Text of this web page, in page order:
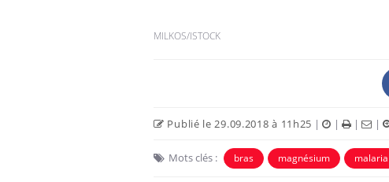
MILKOS/ISTOCK
Publié le 29.09.2018 à 11h25 | | | |
Mots clés : bras magnésium malaria